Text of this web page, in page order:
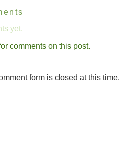
yet.
comments on this post.
form is closed at this time.